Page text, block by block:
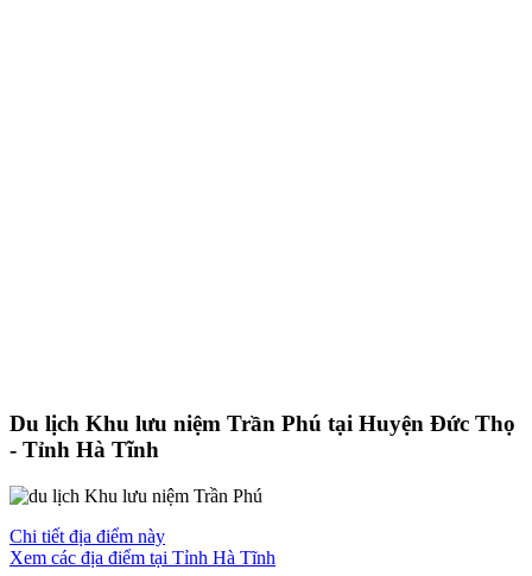
Du lịch Khu lưu niệm Trần Phú tại Huyện Đức Thọ
- Tỉnh Hà Tĩnh
Chi tiết địa điểm này
Xem các địa điểm tại Tỉnh Hà Tĩnh